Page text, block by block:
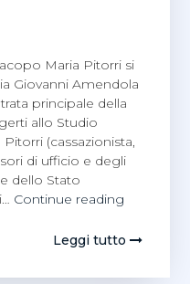
Maria Pitorri si
Giovanni Amendola
principale della
allo Studio
(cassazionista,
di ufficio e degli
dello Stato
Continue reading
trova
studio
Leggi tutto